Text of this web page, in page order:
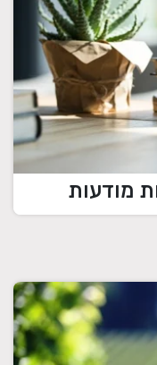
מודעות